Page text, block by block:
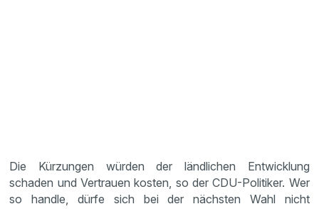
Die Kürzungen würden der ländlichen Entwicklung
schaden und Vertrauen kosten, so der CDU-Politiker. Wer
so handle, dürfe sich bei der nächsten Wahl nicht